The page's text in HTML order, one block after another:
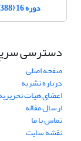
دوره 16 (1388)
دسترسی
صفحه اصلی
درباره نشریه
اعضای هیات
ارسال مقاله
تماس با ما
نقشه سایت